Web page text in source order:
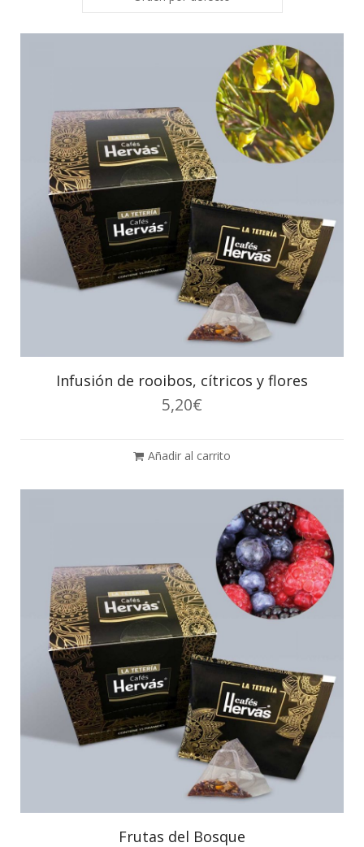
Infusión de rooibos, cítricos y flores
5,20€
Añadir al carrito
Frutas del Bosque